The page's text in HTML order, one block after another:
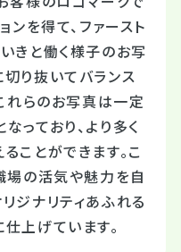
ンを得て、ファースト
きと働く様子のお写
り抜いてバランス
れらのお写真は一定
っており、より多く
ことができます。こ
場の活気や魅力を自
ジナリティあふれる
上げています。